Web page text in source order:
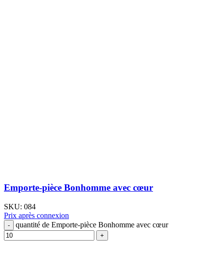
Emporte-pièce Bonhomme avec cœur
SKU: 084
Prix après connexion
quantité de Emporte-pièce Bonhomme avec cœur